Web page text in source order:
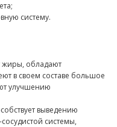
систему.
жиры, обладают
в своем составе большое
улучшению
выведению
системы,